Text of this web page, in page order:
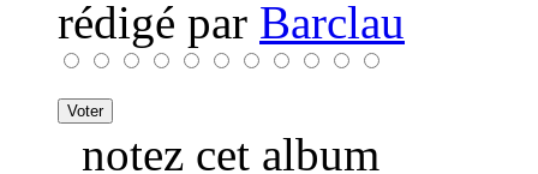
rédigé par Barclau
notez cet album